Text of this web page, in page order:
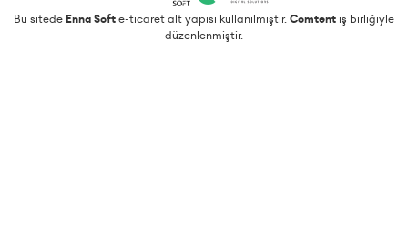
Bu sitede Enna Soft e-ticaret alt yapısı kullanılmıştır. Comtent iş birliğiyle
düzenlenmiştir.